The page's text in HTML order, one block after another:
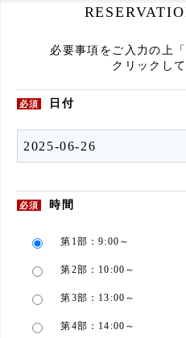
必要事項をご入力の上
クリックし
必須 日付
必須 時間
第1部：9:00～
第2部：10:00～
第3部：13:00～
第4部：14:00～